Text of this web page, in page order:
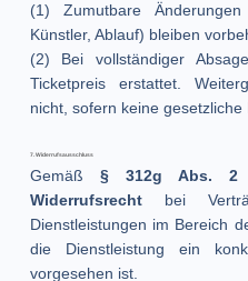
(1) Zumutbare
Künstler, Ablauf) bleiben
(2) Bei vollständiger
Ticketpreis erstattet.
nicht, sofern keine gesetzliche
7. Widerrufsausschluss
Gemäß § 312g Abs. 2
Widerrufsrechtbei
Dienstleistungen im Bereich
die Dienstleistung ein
vorgesehen ist.